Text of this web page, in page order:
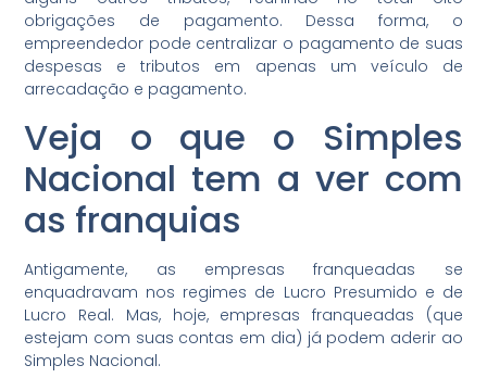
obrigações de pagamento. Dessa forma, o
empreendedor pode centralizar o pagamento de suas
despesas e tributos em apenas um veículo de
arrecadação e pagamento.
Veja o que o Simples
Nacional tem a ver com
as franquias
Antigamente, as empresas franqueadas se
enquadravam nos regimes de Lucro Presumido e de
Lucro Real. Mas, hoje, empresas franqueadas (que
estejam com suas contas em dia) já podem aderir ao
Simples Nacional.